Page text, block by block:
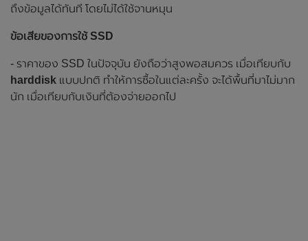
ถึงข้อมูลได้ทันที โดยไม่ได้ใช้จานหมุน
ข้อเสียของการใช้ SSD
- ราคาของ SSD ในปัจจุบัน ยังถือว่าสูงพอสมควร เมื่อเทียบกับ
harddisk แบบปกติ ทำให้การซื้อในแต่ละครั้ง จะได้พื้นที่มาไม่มาก
นัก เมื่อเทียบกับเงินที่ต้องจ่ายออกไป